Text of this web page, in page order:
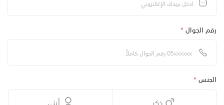
رقم الجوال*
الجنس*
ذكر أنثى